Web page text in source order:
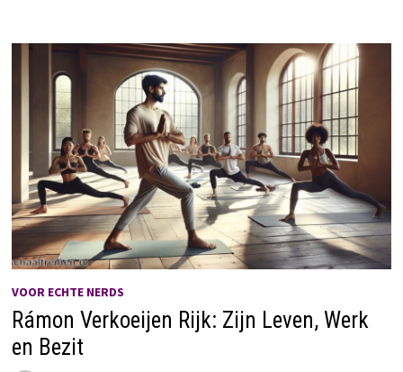
VOOR ECHTE NERDS
Rámon Verkoeijen Rijk: Zijn Leven, Werk
en Bezit